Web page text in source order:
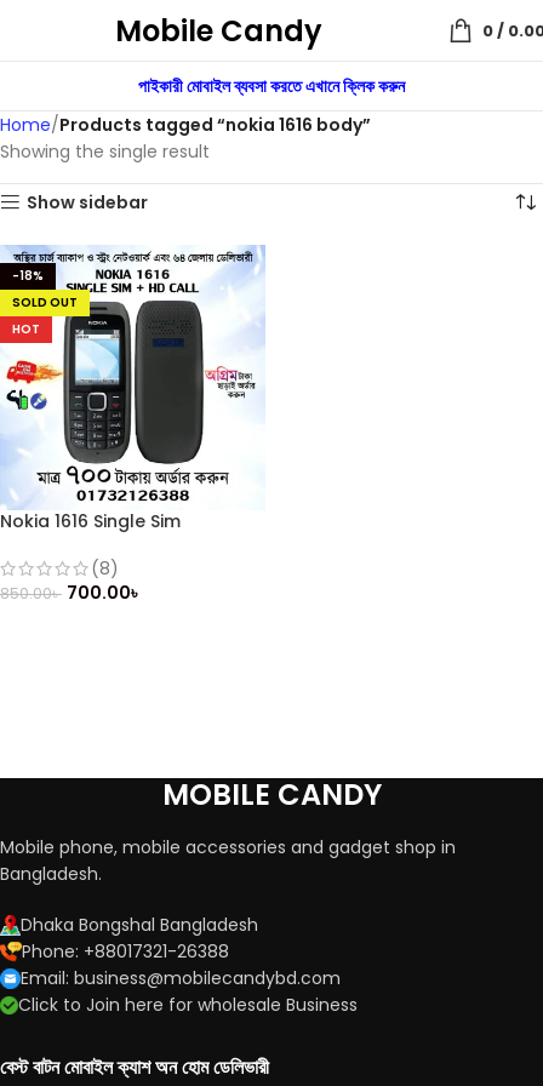
Mobile Candy 0/
পাইকারী মোবাইল ব্যবসা করতে এখানে ক্লিক করুন
Home Products tagged “nokia 1616 body”
Showing the single result
Show sidebar
-18%
SOLD OUT
HOT
Nokia 1616 Single Sim
(8)
850.00৳ 700.00৳
MOBILE CANDY
Mobile phone, mobile accessories and gadget shop in
Bangladesh.
Dhaka Bongshal Bangladesh
Phone: +88017321-26388
Email: business@mobilecandybd.com
Click to Join here for wholesale Business
বেস্ট বাটন মোবাইল ক্যাশ অন হোম ডেলিভারী